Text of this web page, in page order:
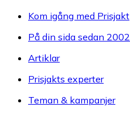
Kom igång med Prisjakt
På din sida sedan 2002
Artiklar
Prisjakts experter
Teman & kampanjer